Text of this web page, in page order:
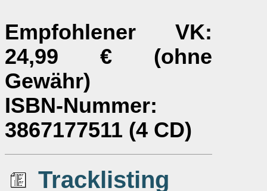
Empfohlener VK:
24,99 € (ohne
Gewähr)
ISBN-Nummer:
3867177511 (4 CD)
Tracklisting